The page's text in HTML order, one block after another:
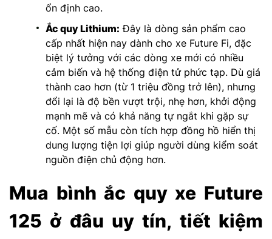
ổn định cao.
Ắc quy Lithium: Đây là dòng sản phẩm cao
cấp nhất hiện nay dành cho xe Future Fi, đặc
biệt lý tưởng với các dòng xe mới có nhiều
cảm biến và hệ thống điện tử phức tạp. Dù giá
thành cao hơn (từ 1 triệu đồng trở lên), nhưng
đổi lại là độ bền vượt trội, nhẹ hơn, khởi động
mạnh mẽ và có khả năng tự ngắt khi gặp sự
cố. Một số mẫu còn tích hợp đồng hồ hiển thị
dung lượng tiện lợi giúp người dùng kiểm soát
nguồn điện chủ động hơn.
Mua bình ắc quy xe Future
125 ở đâu uy tín, tiết kiệm